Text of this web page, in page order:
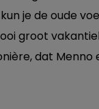
je de oude
groot
dat